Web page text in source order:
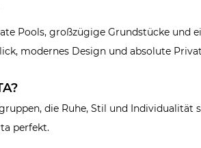
Pools, großzügige Grundstücke und
modernes Design und absolute
die Ruhe, Stil und Individualität
perfekt.